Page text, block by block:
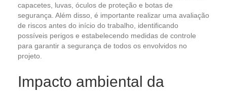
capacetes, luvas, óculos de proteção e botas de
segurança. Além disso, é importante realizar uma avaliação
de riscos antes do início do trabalho, identificando
possíveis perigos e estabelecendo medidas de controle
para garantir a segurança de todos os envolvidos no
projeto.
Impacto ambiental da